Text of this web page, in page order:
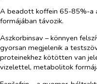
A beadott koffein 65-85%-a
formájában távozik.
Aszkorbinsav – könnyen
gyorsan megjelenik a
proteinekhez kötötten van
vizelettel, metabolitok